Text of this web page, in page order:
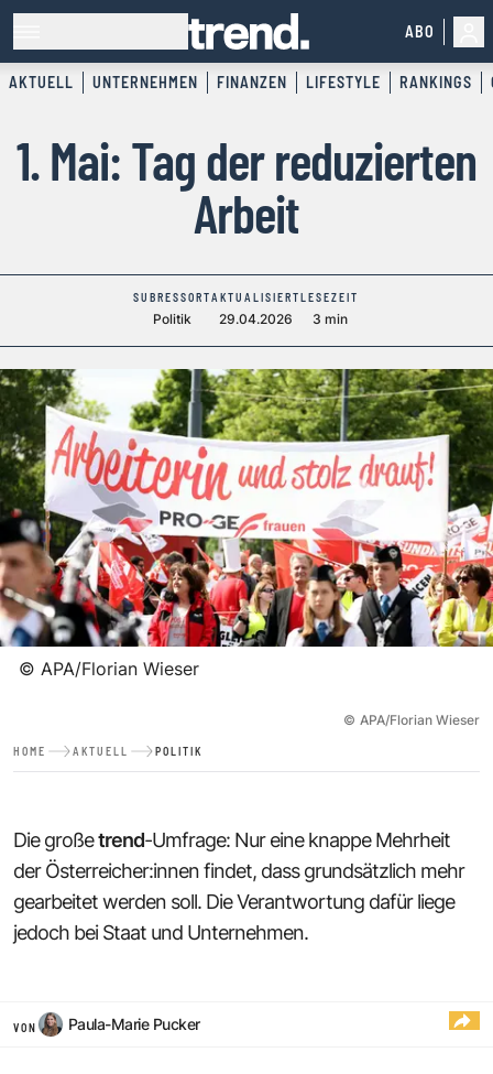
ABO
AKTUELL UNTERNEHMEN FINANZEN LIFESTYLE RANKINGS
1. Mai: Tag der reduzierten
Arbeit
SUBRESSORT
Politik
AKTUALISIERT
29.04.2026
LESEZEIT
3 min
© APA/Florian Wieser
© APA/Florian Wieser
HOME AKTUELL POLITIK
Die großetrend-Umfrage: Nur eine knappe Mehrheit
der Österreicher:innen findet, dass grundsätzlich mehr
gearbeitet werden soll. Die Verantwortung dafür liege
jedoch bei Staat und Unternehmen.
VON Paula-Marie Pucker